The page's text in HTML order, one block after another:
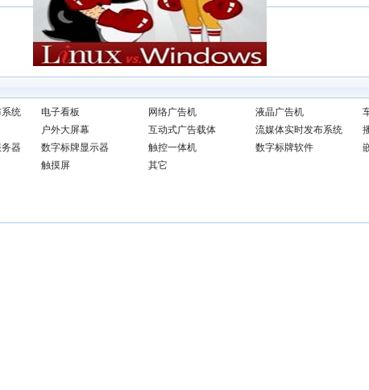
统 电子看板 网络广告机 液晶广告机
户外大屏幕 互动式广告载体 流媒体实时发布系统
器
数字标牌显示器 触控一体机 数字标牌软件
触摸屏 其它